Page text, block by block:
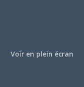
Voir en plein écran